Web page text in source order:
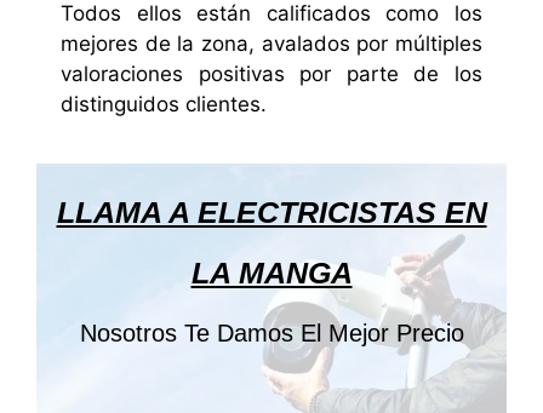
Todos ellos están calificados como los
mejores de la zona, avalados por múltiples
valoraciones positivas por parte de los
distinguidos clientes.
LLAMA A ELECTRICISTAS EN
LA MANGA
Nosotros Te Damos El Mejor Precio